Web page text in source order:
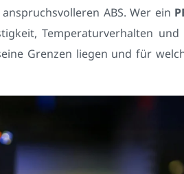
ABS. Wer ein
Temperaturverhalten und
Grenzen liegen und für